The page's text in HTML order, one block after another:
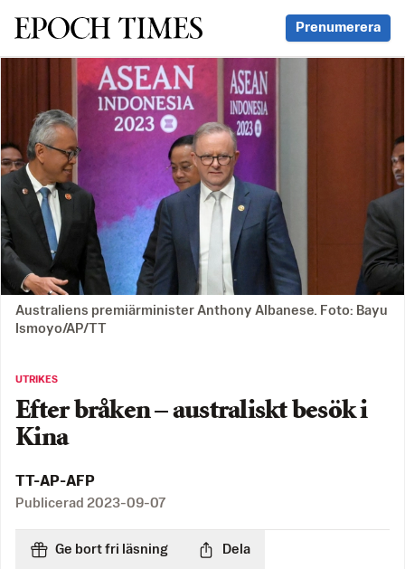
Svenska Epoch Times Prenumerera
Australiens premiärminister Anthony Albanese. Foto: Bayu
Ismoyo/AP/TT
UTRIKES
Efter bråken – australiskt besök i
Kina
TT-AP-AFP
Publicerad 2023-09-07
Ge bort fri läsning Dela